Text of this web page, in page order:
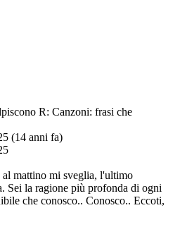
R: Canzoni: frasi che
(14 anni fa)
mattino mi sveglia, l'ultimo
Sei la ragione più profonda di ogni
che conosco.. Conosco.. Eccoti,